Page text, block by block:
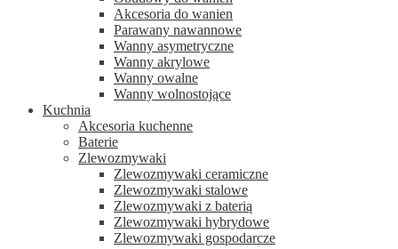
Akcesoria do wanien
Parawany nawannowe
Wanny asymetryczne
Wanny akrylowe
Wanny owalne
Wanny wolnostojące
Kuchnia
Akcesoria kuchenne
Baterie
Zlewozmywaki
Zlewozmywaki ceramiczne
Zlewozmywaki stalowe
Zlewozmywaki z baterią
Zlewozmywaki hybrydowe
Zlewozmywaki gospodarcze